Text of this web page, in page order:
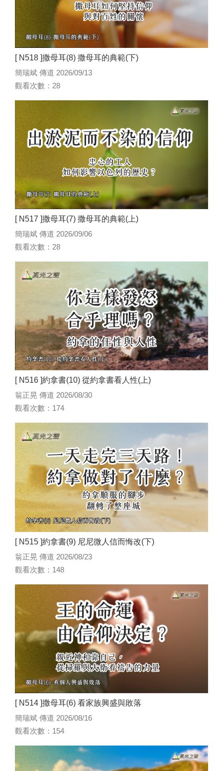
[ N518 ]撒母耳(8) 撒母耳的典範(下)
簡瑞斌 傳道 2026/09/13
觀看次數：28
[ N517 ]撒母耳(7) 撒母耳的典範(上)
簡瑞斌 傳道 2026/09/06
觀看次數：28
[ N516 ]約拿書(10) 從約拿書看人性(上)
翁正晃 傳道 2026/08/30
觀看次數：174
[ N515 ]約拿書(9) 尼尼微人信而悔改(下)
翁正晃 傳道 2026/08/23
觀看次數：148
[ N514 ]撒母耳(6) 看家族興盛與敗落
簡瑞斌 傳道 2026/08/16
觀看次數：154